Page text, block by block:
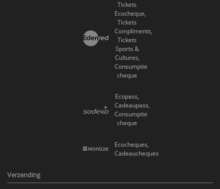
Tickets
Ecocheque,
Tickets
Compliments,
Tickets
Sports &
Cultures,
Consumptie
cheque
Ecopass,
Cadeaupass,
Consumptie
cheque
Ecocheques,
Cadeaucheques
Verzending